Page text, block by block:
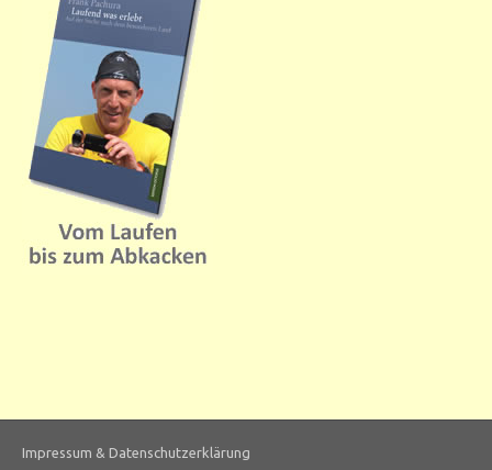
Impressum & Datenschutzerklärung